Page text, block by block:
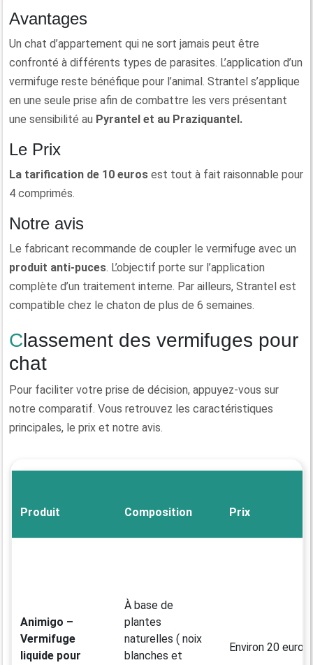
Avantages
Un chat d’appartement qui ne sort jamais peut être
confronté à différents types de parasites. L’application d’un
vermifuge reste bénéfique pour l’animal. Strantel s’applique
en une seule prise afin de combattre les vers présentant
une sensibilité au Pyrantel et au Praziquantel.
Le Prix
La tarification de 10 euros est tout à fait raisonnable pour
4 comprimés.
Notre avis
Le fabricant recommande de coupler le vermifuge avec un
produit anti-puces. L’objectif porte sur l’application
complète d’un traitement interne. Par ailleurs, Strantel est
compatible chez le chaton de plus de 6 semaines.
Classement des vermifuges pour
chat
Pour faciliter votre prise de décision, appuyez-vous sur
notre comparatif. Vous retrouvez les caractéristiques
principales, le prix et notre avis.
Produit Composition Prix
Animigo –
Vermifuge
liquide pour
À base de
plantes
naturelles ( noix
blanches et
Environ 20 euros